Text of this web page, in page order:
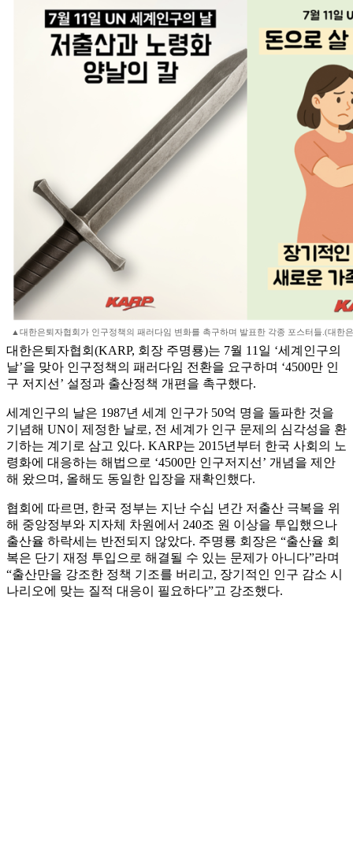
▲대한은퇴자협회가 인구정책의 패러다임 변화를 촉구하며 발표한 각종 포스터들.(대한
대한은퇴자협회(KARP, 회장 주명룡)는 7월 11일 ‘세계인구의
날’을 맞아 인구정책의 패러다임 전환을 요구하며 ‘4500만 인
구 저지선’ 설정과 출산정책 개편을 촉구했다.
세계인구의 날은 1987년 세계 인구가 50억 명을 돌파한 것을
기념해 UN이 제정한 날로, 전 세계가 인구 문제의 심각성을 환
기하는 계기로 삼고 있다. KARP는 2015년부터 한국 사회의 노
령화에 대응하는 해법으로 ‘4500만 인구저지선’ 개념을 제안
해 왔으며, 올해도 동일한 입장을 재확인했다.
협회에 따르면, 한국 정부는 지난 수십 년간 저출산 극복을 위
해 중앙정부와 지자체 차원에서 240조 원 이상을 투입했으나
출산율 하락세는 반전되지 않았다. 주명룡 회장은 “출산율 회
복은 단기 재정 투입으로 해결될 수 있는 문제가 아니다”라며
“출산만을 강조한 정책 기조를 버리고, 장기적인 인구 감소 시
나리오에 맞는 질적 대응이 필요하다”고 강조했다.